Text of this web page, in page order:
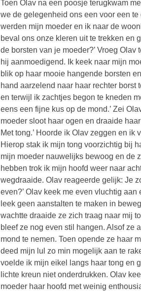
Toen Olav na een poosje terugkwam
we de gelegenheid ons een voor een
werden mijn moeder en ik naar de
beval ons onze kleren uit te trekken en
de borsten van je moeder?’ Vroeg
hij aanmoedigend. Ik keek naar mijn
blik op haar mooie hangende borsten
hand aarzelend naar haar rechter
en terwijl ik zachtjes begon te kneden
eens een fijne kus op de mond.’ Zei
moeder sloot haar ogen en draaide
Met tong.’ Hoorde ik Olav zeggen en
Hierop stak ik mijn tong voorzichtig bij
mijn moeder nauwelijks bewoog en de
hebben trok ik mijn hoofd weer naar
wegdraaide. Olav reageerde gelijk: Je
even?’ Olav keek me even vluchtig
leek geen aanstalten te maken in
wachtte draaide ze zich traag naar mij
bleef ze nog even stil hangen. Alsof ze
mond te nemen. Toen opende ze haar
deed mijn lul zo min mogelijk aan te
voelde ik mijn eikel langs haar tong en
lichte kreun niet onderdrukken. Olav
moeder haar hoofd met weinig